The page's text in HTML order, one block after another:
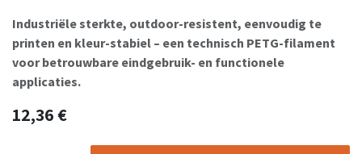
Industriële sterkte, outdoor-resistent, eenvoudig te
printen en kleur-stabiel – een technisch PETG-filament
voor betrouwbare eindgebruik- en functionele
applicaties.
12,36€